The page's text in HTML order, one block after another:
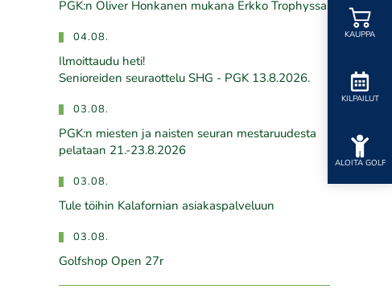
KAUPPA
KILPAILUT
ALOITA GOLF
PGK:n Oliver Honkanen mukana Erkko Trophyssa
04.08.
Ilmoittaudu heti!
​​​​​​​Senioreiden seuraottelu SHG - PGK 13.8.2026.
03.08.
PGK:n miesten ja naisten seuran mestaruudesta
pelataan 21.-23.8.2026
03.08.
Tule töihin Kalafornian asiakaspalveluun
03.08.
Golfshop Open 27r